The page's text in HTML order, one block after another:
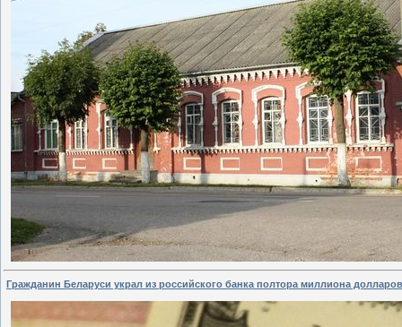
Гражданин Беларуси украл из российского банка полтора миллиона